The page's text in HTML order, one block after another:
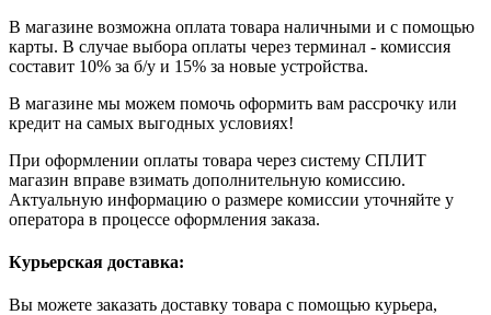
В магазине возможна оплата товара наличными и с помощью
карты. В случае выбора оплаты через терминал - комиссия
составит 10% за б/у и 15% за новые устройства.
В магазине мы можем помочь оформить вам рассрочку или
кредит на самых выгодных условиях!
При оформлении оплаты товара через систему СПЛИТ
магазин вправе взимать дополнительную комиссию.
Актуальную информацию о размере комиссии уточняйте у
оператора в процессе оформления заказа.
Курьерская доставка:
Вы можете заказать доставку товара с помощью курьера,